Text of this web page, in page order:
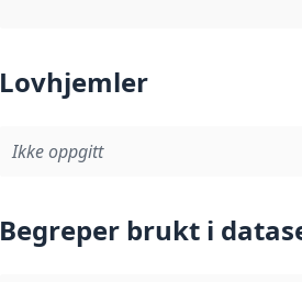
Lovhjemler
Ikke oppgitt
Begreper brukt i